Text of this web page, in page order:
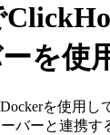
を使
を使用し
バーと連携す